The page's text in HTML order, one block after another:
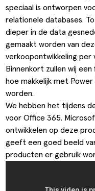
speciaal is ontworpen
relationele databases.
dieper in de data
gemaakt worden van
verkoopontwikkeling per
Binnenkort zullen wij
hoe makkelijk met
worden.
We hebben het tijdens
voor Office 365.
ontwikkelen op deze
geeft een goed beeld
producten er gebruik